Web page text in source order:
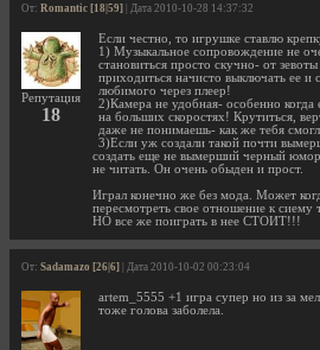
От: Romantic [18|59] | Дата 2010-10-28 14:37:32
Репутация
18
Если честно, то игрушке ставлю
1) Музыкальное сопровождение не
становиться просто скучно- от
приходиться начисто выключать ее и
любимого через плеер!
2)Камера не удобная- особенно
на больших скоростях! Крутиться,
даже не понимаешь- как же тебя
3)Если уж создали такой почти
создать еще не вымерший черный
не читать. Он очень обыден и прост.
Играл конечно же без мода. Может
пересмотреть свое отношение к сиему
НО все же поиграть в нее СТОИТ!!!
От: Sadamazo [26|6] | Дата 2010-10-02 00:23:04
artem_5555 +1 игра супер но из за
тоже голова заболела.